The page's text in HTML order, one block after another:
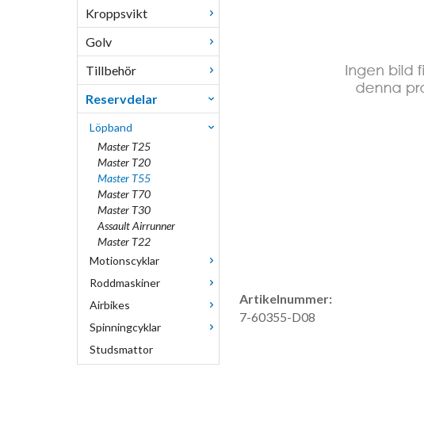
Kroppsvikt
Golv
Tillbehör
Reservdelar
Löpband
Master T25
Master T20
Master T55
Master T70
Master T30
Assault Airrunner
Master T22
Motionscyklar
Roddmaskiner
Airbikes
Spinningcyklar
Studsmattor
Artikelnummer:
7-60355-D08